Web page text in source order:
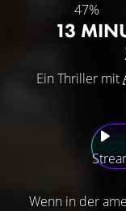
47%
13
Ein Thriller mit
Wenn in der